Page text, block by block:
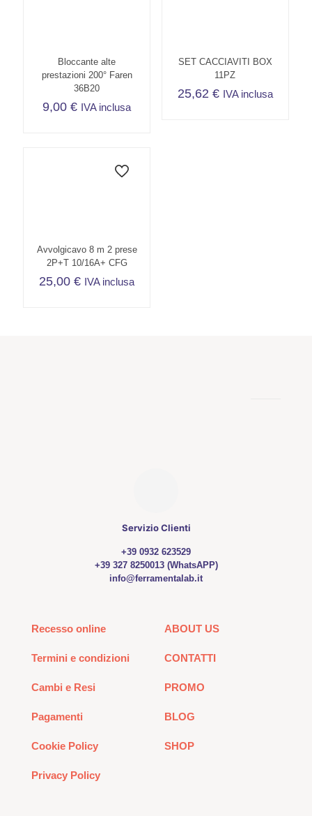
Bloccante alte
prestazioni 200° Faren
36B20
9,00€ IVA inclusa
SET CACCIAVITI BOX
11PZ
25,62 € IVA inclusa
Avvolgicavo 8 m 2 prese
2P+T 10/16A+ CFG
25,00€ IVA inclusa
Servizio Clienti
+39 0932 623529
+39 327 8250013 (WhatsAPP)
info@ferramentalab.it
Recesso online
Termini e condizioni
Cambi e Resi
Pagamenti
Cookie Policy
Privacy Policy
ABOUT US
CONTATTI
PROMO
BLOG
SHOP